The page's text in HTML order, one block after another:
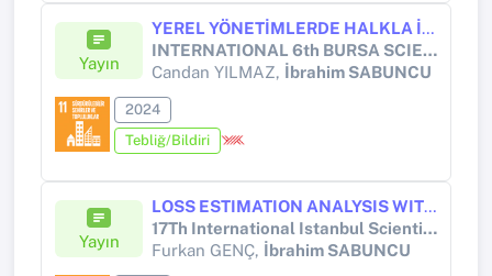
Yayın
YEREL YÖNETİMLERDE HALKLA İLİŞKİLER VE YAPAY ZEKÂ DESTEKLİ CRM RAPORLAMA: VERİMLİLİK, DİJİTAL DÖNÜŞÜM VE VATANDAŞ MEMNUNİYETİ
INTERNATIONAL 6th BURSA SCIENTIFIC RESEARCH CONGRESS
Candan YILMAZ, İbrahim SABUNCU
2024
Tebliğ/Bildiri
Yayın
LOSS ESTIMATION ANALYSIS WITH EARTHQUAKE SIMULATION: ISTANBUL PROVINCE BAKIRKÖY DISTRICT
17Th International Istanbul Scientific Research Congress on Life , Mathematical Sciences
Furkan GENÇ, İbrahim SABUNCU